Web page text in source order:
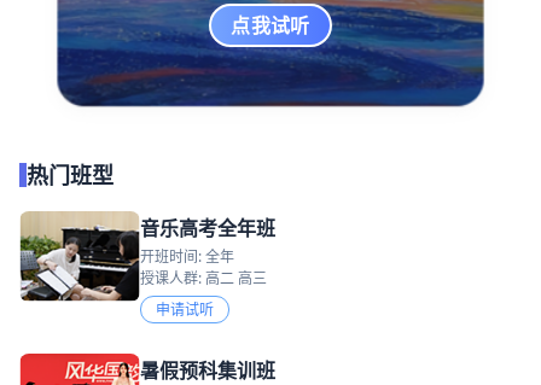
点我试听
热门班型
音乐高考全年班
开班时间: 全年
授课人群: 高二 高三
申请试听
暑假预科集训班